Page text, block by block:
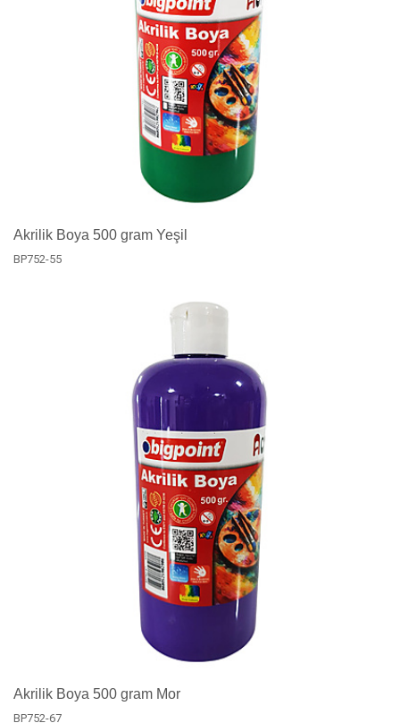
Akrilik Boya 500 gram Yeşil
BP752-55
Akrilik Boya 500 gram Mor
BP752-67